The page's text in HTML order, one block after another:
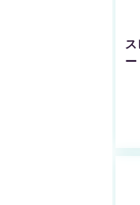
ー